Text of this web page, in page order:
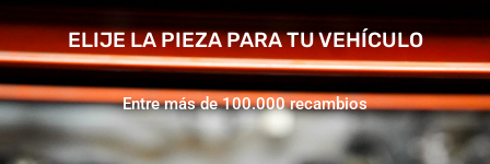
ELIJE LA PIEZA PARA TU VEHÍCULO
Entre más de 100.000 recambios